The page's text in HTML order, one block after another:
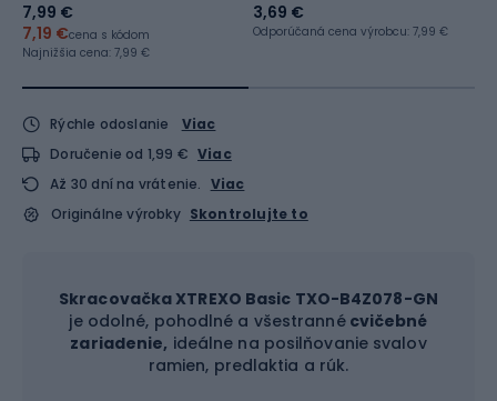
7,99 €
7,19 €cena s kódom
Najnižšia cena: 7,99 €
3,69 €
Odporúčaná cena výrobcu: 7,99 €
Rýchle odoslanie
Viac
Doručenie od 1,99 € Viac
Až 30 dní na vrátenie. Viac
Originálne výrobky Skontrolujte to
Skracovačka XTREXO Basic TXO-B4Z078-GN
je odolné, pohodlné a všestrannécvičebné
zariadenie, ideálne na posilňovanie svalov
ramien, predlaktia a rúk.